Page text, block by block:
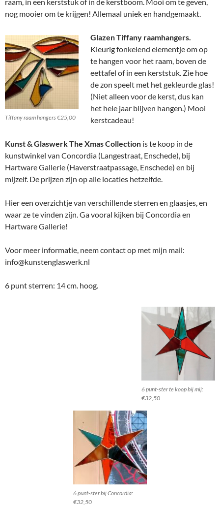
nog mooier om te krijgen! Allemaal uniek en handgemaakt.
Tiffany raam hangers €25,00
Glazen Tiffany raamhangers.
Kleurig fonkelend elementje om op
te hangen voor het raam, boven de
eettafel of in een kerststuk. Zie hoe
de zon speelt met het gekleurde glas!
(Niet alleen voor de kerst, dus kan
het hele jaar blijven hangen.) Mooi
kerstcadeau!
Kunst & Glaswerk The Xmas Collection is te koop in de
kunstwinkel van Concordia (Langestraat, Enschede), bij
Hartware Gallerie (Haverstraatpassage, Enschede) en bij
mijzelf. De prijzen zijn op alle locaties hetzelfde.
Hier een overzichtje van verschillende sterren en glaasjes, en
waar ze te vinden zijn. Ga vooral kijken bij Concordia en
Hartware Gallerie!
Voor meer informatie, neem contact op met mijn mail:
info@kunstenglaswerk.nl
6 punt sterren: 14 cm. hoog.
6 punt-ster te koop bij mij:
€32,50
6 punt-ster bij Concordia:
€32,50